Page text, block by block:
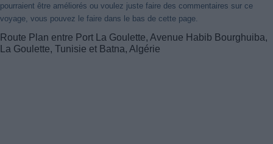
pourraient être améliorés ou voulez juste faire des commentaires sur ce
voyage, vous pouvez le faire dans le bas de cette page.
Route Plan entre Port La Goulette, Avenue Habib Bourghuiba,
La Goulette, Tunisie et Batna, Algérie